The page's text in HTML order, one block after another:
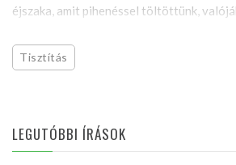
éjszaka, amit pihenéssel töltöttünk,
Tisztítás
LEGUTÓBBI ÍRÁSOK